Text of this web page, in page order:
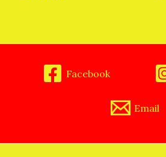
Facebook
Email